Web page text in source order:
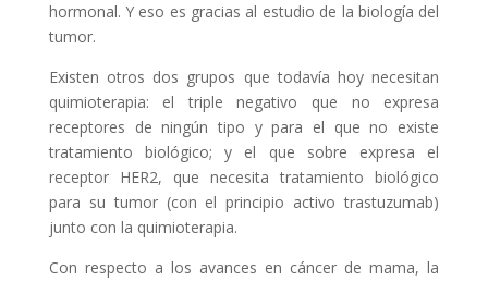
hormonal. Y eso es gracias al estudio de la biología del
tumor.
Existen otros dos grupos que todavía hoy necesitan
quimioterapia: el triple negativo que no expresa
receptores de ningún tipo y para el que no existe
tratamiento biológico; y el que sobre expresa el
receptor HER2, que necesita tratamiento biológico
para su tumor (con el principio activo trastuzumab)
junto con la quimioterapia.
Con respecto a los avances en cáncer de mama, la